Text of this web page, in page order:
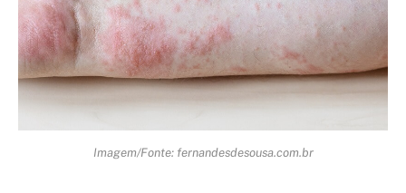
Imagem/Fonte: fernandesdesousa.com.br